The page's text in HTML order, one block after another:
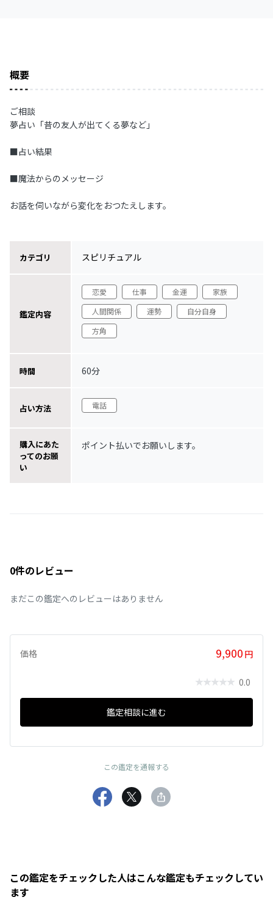
概要
ご相談
夢占い「昔の友人が出てくる夢など」
■占い結果
■魔法からのメッセージ
お話を伺いながら変化をおつたえします。
カテゴリ スピリチュアル
鑑定内容
恋愛 仕事 金運
家族
人間関係
運勢
自分自身
方角
時間 60分
占い方法 電話
購入にあた
ってのお願
い
ポイント払いでお願いします。
0件のレビュー
まだこの鑑定へのレビューはありません
価格 9,900 円
0.0
鑑定相談に進む
この鑑定を通報する
この鑑定をチェックした人はこんな鑑定もチェックしてい
ます